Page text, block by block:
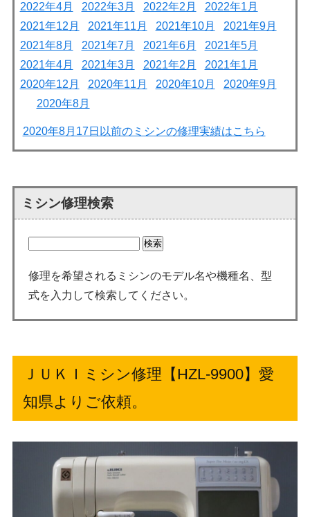
2022年4月
2022年3月 2022年2月
2022年1月
2021年12月
2021年11月 2021年10月
2021年9月
2021年8月
2021年7月 2021年6月
2021年5月
2021年4月
2021年3月 2021年2月
2021年1月
2020年12月
2020年11月 2020年10月
2020年9月
2020年8月
2020年8月17日以前のミシンの修理実績はこちら
ミシン修理検索
修理を希望されるミシンのモデル名や機種名、型
式を入力して検索してください。
ＪＵＫＩミシン修理【HZL-9900】愛
知県よりご依頼。